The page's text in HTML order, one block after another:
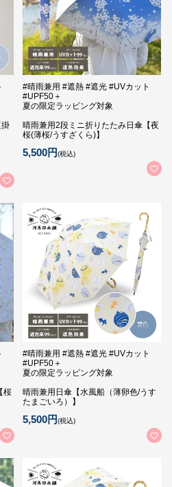
#晴雨兼用 #遮熱 #遮光 #UVカット
#UPF50＋
夏の限定ラッピング対象
晴雨兼用2段ミニ折りたたみ日傘【夜
桜(薄桜/うすざくら)】
5,500円(税込)
桜
#晴雨兼用 #遮熱 #遮光 #UVカット
#UPF50＋
夏の限定ラッピング対象
晴雨兼用日傘【水風船（薄卵色/うす
たまごいろ）】
5,500円(税込)